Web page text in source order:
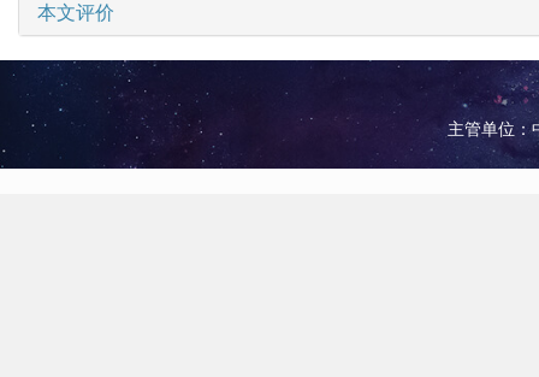
本文评价
主管单位：